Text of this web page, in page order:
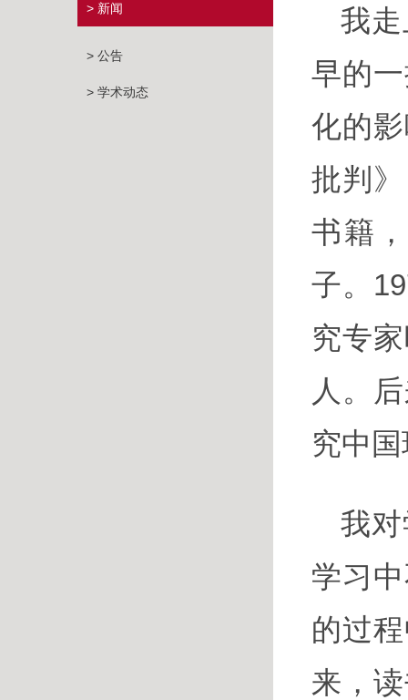
> 新闻
> 公告
> 学术动态
我
早的
化的
批判
书籍
子。
究专
人。
究中
我
学习
的过
来，